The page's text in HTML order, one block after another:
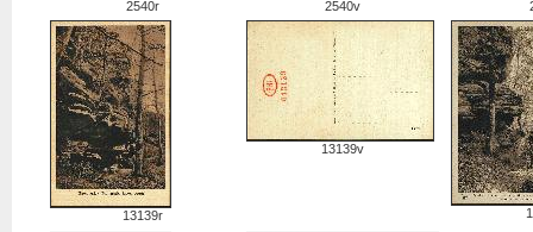
2540r 2540v
13139r
13139v